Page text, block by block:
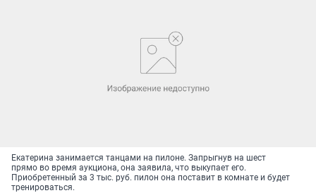
Екатерина занимается танцами на пилоне. Запрыгнув на шест
прямо во время аукциона, она заявила, что выкупает его.
Приобретенный за 3 тыс. руб. пилон она поставит в комнате и будет
тренироваться.